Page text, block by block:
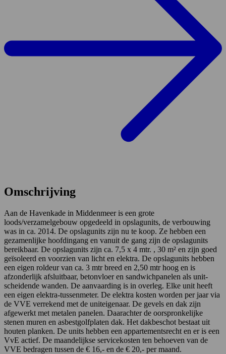
Omschrijving
Aan de Havenkade in Middenmeer is een grote
loods/verzamelgebouw opgedeeld in opslagunits, de verbouwing
was in ca. 2014. De opslagunits zijn nu te koop. Ze hebben een
gezamenlijke hoofdingang en vanuit de gang zijn de opslagunits
bereikbaar. De opslagunits zijn ca. 7,5 x 4 mtr. , 30 m² en zijn goed
geïsoleerd en voorzien van licht en elektra. De opslagunits hebben
een eigen roldeur van ca. 3 mtr breed en 2,50 mtr hoog en is
afzonderlijk afsluitbaar, betonvloer en sandwichpanelen als unit-
scheidende wanden. De aanvaarding is in overleg. Elke unit heeft
een eigen elektra-tussenmeter. De elektra kosten worden per jaar via
de VVE verrekend met de uniteigenaar. De gevels en dak zijn
afgewerkt met metalen panelen. Daarachter de oorspronkelijke
stenen muren en asbestgolfplaten dak. Het dakbeschot bestaat uit
houten planken. De units hebben een appartementsrecht en er is een
VvE actief. De maandelijkse servicekosten ten behoeven van de
VVE bedragen tussen de € 16,- en de € 20,- per maand.